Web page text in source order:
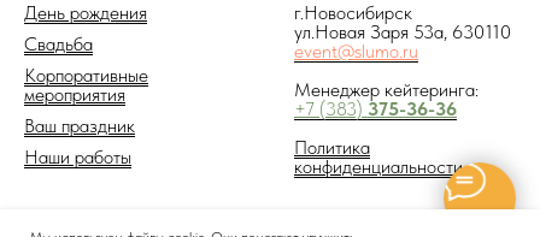
День рождения
Свадьба
Корпоративные
мероприятия
Ваш праздник
Наши работы
г.Новосибирск
ул.Новая Заря 53а, 630110
event@slumo.ru
Менеджер кейтеринга:
+7 (383) 375-36-36
Политика
конфиденциальности